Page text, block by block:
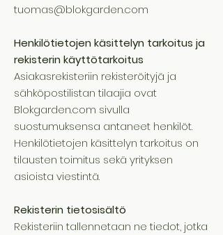
tuomas@blokgarden.com
Henkilötietojen käsittelyn tarkoitus ja
rekisterin käyttötarkoitus
Asiakasrekisteriin rekisteröityjä ja
sähköpostilistan tilaajia ovat
Blokgarden.com sivulla
suostumuksensa antaneet henkilöt.
Henkilötietojen käsittelyn tarkoitus on
tilausten toimitus sekä yrityksen
asioista viestintä.
Rekisterin tietosisältö
Rekisteriin tallennetaan ne tiedot, jotka